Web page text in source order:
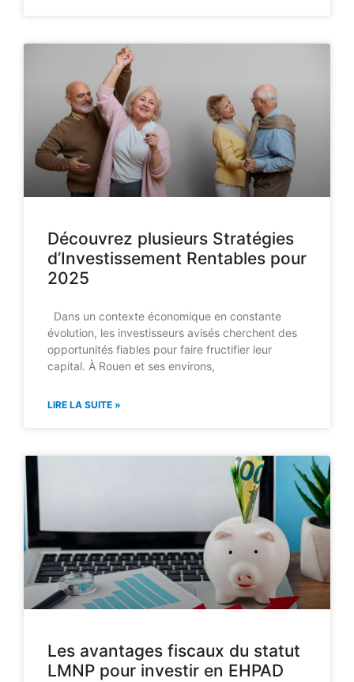
Découvrez plusieurs Stratégies
d’Investissement Rentables pour
2025
Dans un contexte économique en constante
évolution, les investisseurs avisés cherchent des
opportunités fiables pour faire fructifier leur
capital. À Rouen et ses environs,
LIRE LA SUITE »
Les avantages fiscaux du statut
LMNP pour investir en EHPAD